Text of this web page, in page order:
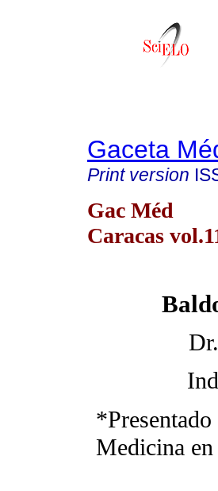
Gaceta
Print version
Gac Méd
Caracas
Medicina